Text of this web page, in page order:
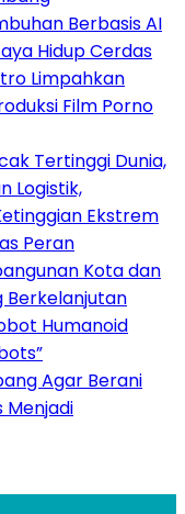
Berbasis AI
Hidup Cerdas
Limpahkan
Film Porno
Tertinggi Dunia,
Logistik,
Ekstrem
Peran
Kota dan
Berkelanjutan
Humanoid
Agar Berani
Menjadi